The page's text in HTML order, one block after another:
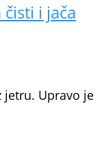
i jača
jetru. Upravo je